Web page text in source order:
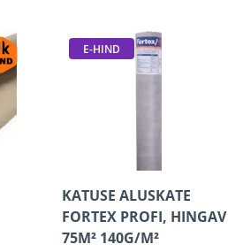
E-HIND
KATUSE ALUSKATE
FORTEX PROFI, HINGAV
75M² 140G/M²